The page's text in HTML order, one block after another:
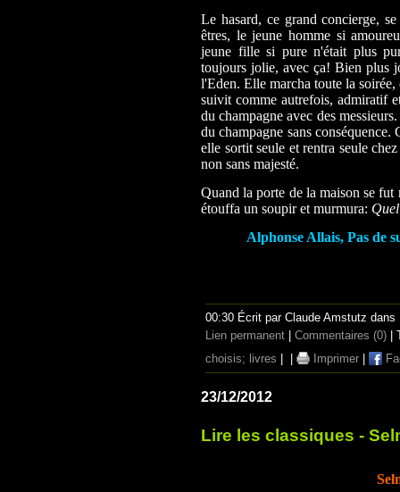
Le hasard, ce grand concierge,
êtres, le jeune homme si
jeune fille si pure n'était plus
toujours jolie, avec ça! Bien plus
l'Eden. Elle marcha toute la
suivit comme autrefois, admiratif
du champagne avec des
du champagne sans
elle sortit seule et rentra seule
non sans majesté.
Quand la porte de la maison se
étouffa un soupir et murmura:
Alphonse Allais, Pas de
00:30 Écrit par Claude Amstutz dans
Lien permanent
Commentaires (0) |
choisis; livres
Imprimer
23/12/2012
Lire les classiques -